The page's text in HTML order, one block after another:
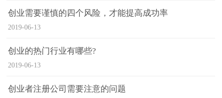
创业需要谨慎的四个风险，才能提高成功率
2019-06-13
创业的热门行业有哪些?
2019-06-13
创业者注册公司需要注意的问题